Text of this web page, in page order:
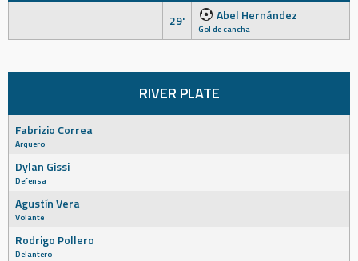
29' Abel Hernández
Gol de cancha
RIVER PLATE
Fabrizio Correa
Arquero
Dylan Gissi
Defensa
Agustín Vera
Volante
Rodrigo Pollero
Delantero